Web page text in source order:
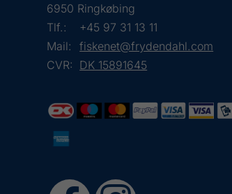
6950 Ringkøbing
Tlf.:
+45 97 31 13 11
Mail:
fiskenet@frydendahl.com
CVR: DK 15891645